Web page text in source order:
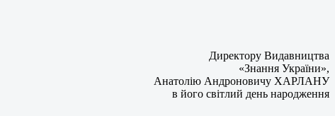
Директору Видавництва
«Знання України»,
Анатолію Андроновичу ХАРЛАНУ
в його світлий день народження